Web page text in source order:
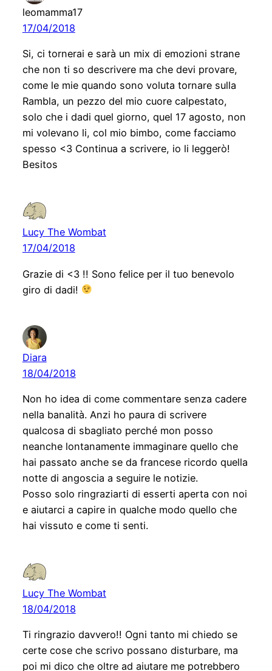
leomamma17
17/04/2018
Si, ci tornerai e sarà un mix di emozioni strane
che non ti so descrivere ma che devi provare,
come le mie quando sono voluta tornare sulla
Rambla, un pezzo del mio cuore calpestato,
solo che i dadi quel giorno, quel 17 agosto, non
mi volevano li, col mio bimbo, come facciamo
spesso <3 Continua a scrivere, io li leggerò!
Besitos
Lucy The Wombat
17/04/2018
Grazie di <3 !! Sono felice per il tuo benevolo
giro di dadi!
Diara
18/04/2018
Non ho idea di come commentare senza cadere
nella banalità. Anzi ho paura di scrivere
qualcosa di sbagliato perché mon posso
neanche lontanamente immaginare quello che
hai passato anche se da francese ricordo quella
notte di angoscia a seguire le notizie.
Posso solo ringraziarti di esserti aperta con noi
e aiutarci a capire in qualche modo quello che
hai vissuto e come ti senti.
Lucy The Wombat
18/04/2018
Ti ringrazio davvero!! Ogni tanto mi chiedo se
certe cose che scrivo possano disturbare, ma
poi mi dico che oltre ad aiutare me potrebbero